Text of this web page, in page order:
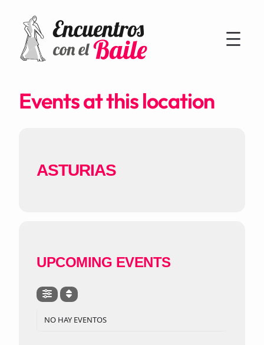
Events at this location
ASTURIAS
UPCOMING EVENTS
NO HAY EVENTOS